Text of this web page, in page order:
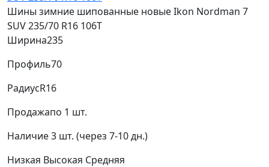
Шины зимние шипованные новые Ikon Nordman 7
SUV 235/70 R16 106T
Ширина235
Профиль70
РадиусR16
Продажапо 1 шт.
Наличие3 шт. (через 7-10 дн.)
Низкая Высокая Средняя